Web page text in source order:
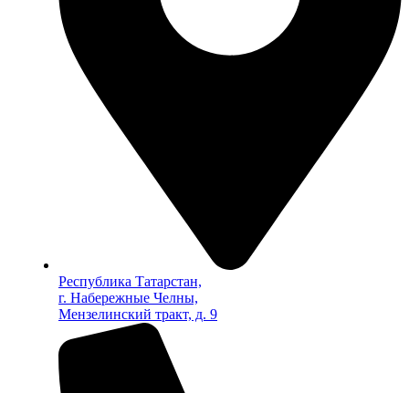
Республика Татарстан,
г. Набережные Челны,
Мензелинский тракт, д. 9